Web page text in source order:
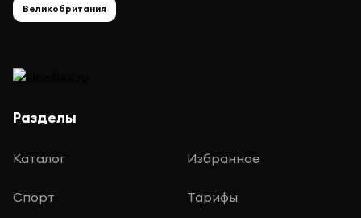
Великобритания
Разделы
Каталог Избранное
Спорт Тарифы